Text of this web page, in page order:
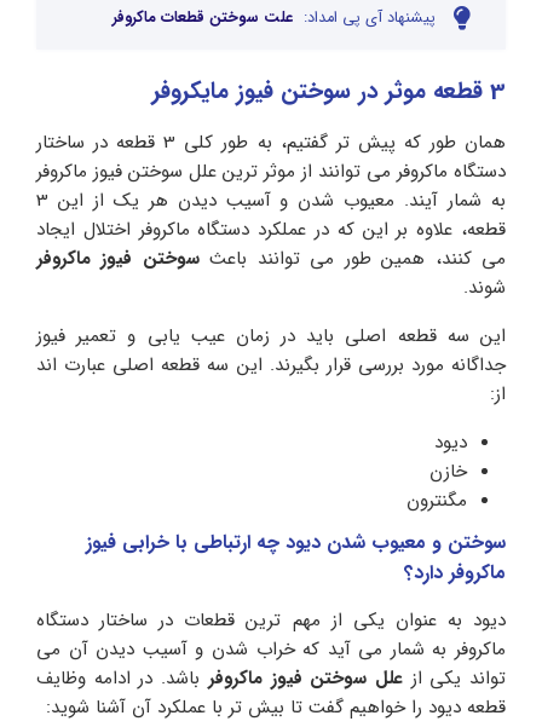
پیشنهاد آی پی امداد: علت سوختن قطعات ماکروفر
3 قطعه موثر در سوختن فیوز مایکروفر
همان طور که پیش تر گفتیم، به طور کلی 3 قطعه در ساختار
دستگاه ماکروفر می توانند از موثر ترین علل سوختن فیوز ماکروفر
به شمار آیند. معیوب شدن و آسیب دیدن هر یک از این 3
قطعه، علاوه بر این که در عملکرد دستگاه ماکروفر اختلال ایجاد
می کنند، همین طور می توانند باعثسوختن فیوز ماکروفر
شوند.
این سه قطعه اصلی باید در زمان عیب یابی و تعمیر فیوز
جداگانه مورد بررسی قرار بگیرند. این سه قطعه اصلی عبارت اند
از:
دیود
خازن
مگنترون
سوختن و معیوب شدن دیود چه ارتباطی با خرابی فیوز
ماکروفر دارد؟
دیود به عنوان یکی از مهم ترین قطعات در ساختار دستگاه
ماکروفر به شمار می آید که خراب شدن و آسیب دیدن آن می
تواند یکی ازعلل سوختن فیوز ماکروفر باشد. در ادامه وظایف
قطعه دیود را خواهیم گفت تا بیش تر با عملکرد آن آشنا شوید: